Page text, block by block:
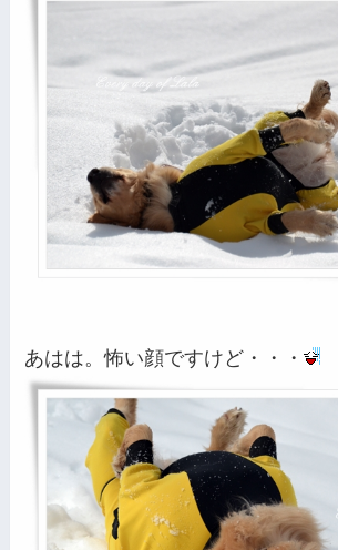
あはは。怖い顔ですけど・・・